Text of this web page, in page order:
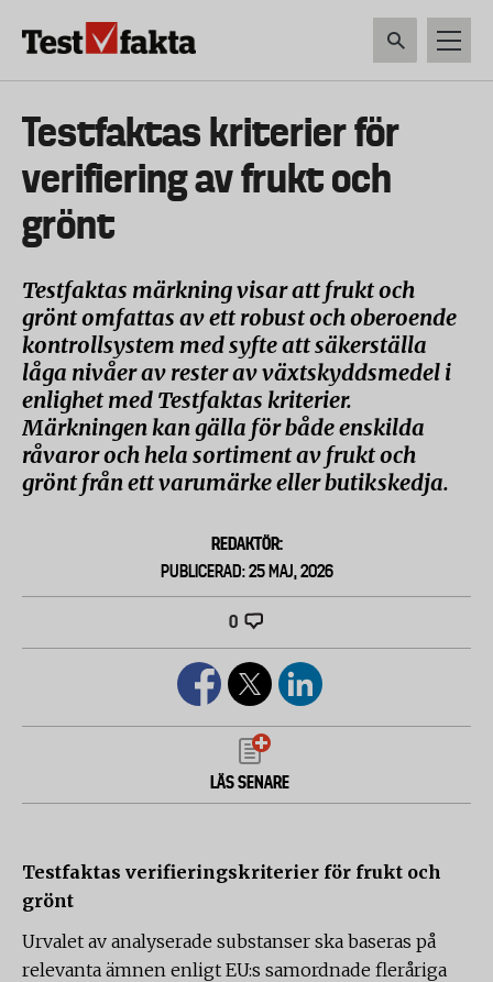
Huvudmeny
ny
Testfaktas kriterier för
verifiering av frukt och
grönt
Testfaktas märkning visar att frukt och
grönt omfattas av ett robust och oberoende
kontrollsystem med syfte att säkerställa
låga nivåer av rester av växtskyddsmedel i
enlighet med Testfaktas kriterier.
Märkningen kan gälla för både enskilda
råvaror och hela sortiment av frukt och
grönt från ett varumärke eller butikskedja.
REDAKTÖR:
PUBLICERAD: 25 MAJ, 2026
0
LÄS SENARE
Testfaktas verifieringskriterier för frukt och
grönt
Urvalet av analyserade substanser ska baseras på
relevanta ämnen enligt EU:s samordnade fleråriga